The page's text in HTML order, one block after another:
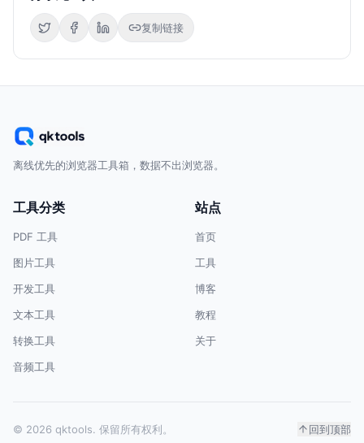
复制链接
离线优先的浏览器工具箱，数据不出浏览器。
工具分类
PDF 工具
图片工具
开发工具
文本工具
转换工具
音频工具
站点
首页
工具
博客
教程
关于
© 2026 qktools. 保留所有权利。 回到顶部